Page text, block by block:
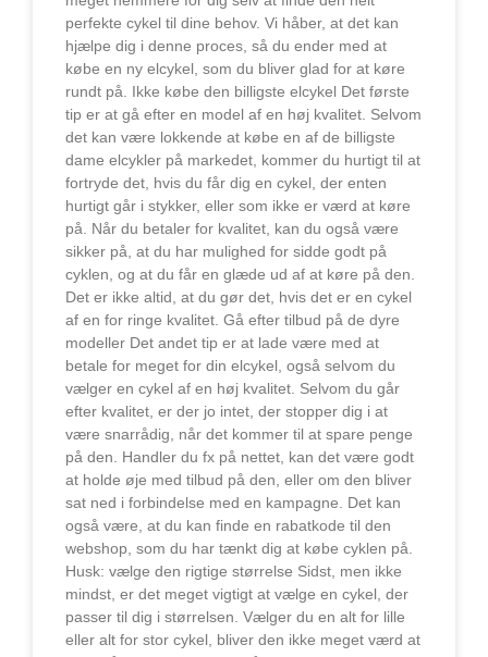
perfekte cykel til dine behov. Vi håber, at det kan
hjælpe dig i denne proces, så du ender med at
købe en ny elcykel, som du bliver glad for at køre
rundt på. Ikke købe den billigste elcykel Det første
tip er at gå efter en model af en høj kvalitet. Selvom
det kan være lokkende at købe en af de billigste
dame elcykler på markedet, kommer du hurtigt til at
fortryde det, hvis du får dig en cykel, der enten
hurtigt går i stykker, eller som ikke er værd at køre
på. Når du betaler for kvalitet, kan du også være
sikker på, at du har mulighed for sidde godt på
cyklen, og at du får en glæde ud af at køre på den.
Det er ikke altid, at du gør det, hvis det er en cykel
af en for ringe kvalitet. Gå efter tilbud på de dyre
modeller Det andet tip er at lade være med at
betale for meget for din elcykel, også selvom du
vælger en cykel af en høj kvalitet. Selvom du går
efter kvalitet, er der jo intet, der stopper dig i at
være snarrådig, når det kommer til at spare penge
på den. Handler du fx på nettet, kan det være godt
at holde øje med tilbud på den, eller om den bliver
sat ned i forbindelse med en kampagne. Det kan
også være, at du kan finde en rabatkode til den
webshop, som du har tænkt dig at købe cyklen på.
Husk: vælge den rigtige størrelse Sidst, men ikke
mindst, er det meget vigtigt at vælge en cykel, der
passer til dig i størrelsen. Vælger du en alt for lille
eller alt for stor cykel, bliver den ikke meget værd at